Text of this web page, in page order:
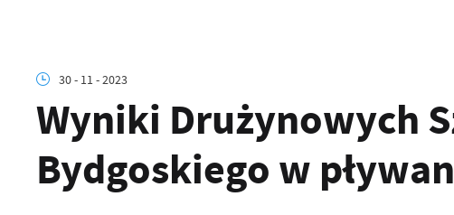
30 - 11 - 2023
Wyniki Drużynowych
Bydgoskiego w